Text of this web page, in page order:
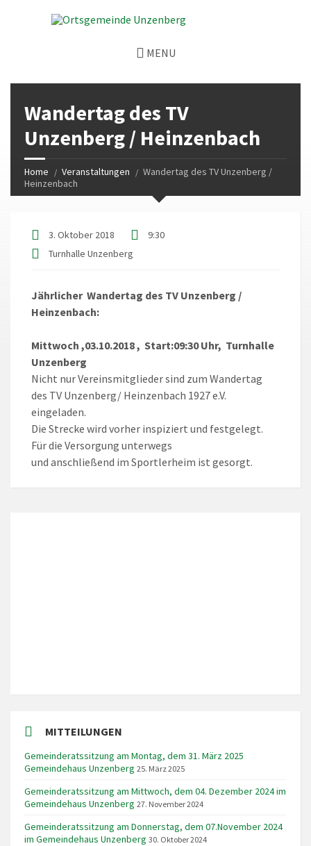
MENU
Wandertag des TV
Unzenberg / Heinzenbach
Home Veranstaltungen
Wandertag des TV Unzenberg /
Heinzenbach
3. Oktober 2018
9:30
Turnhalle Unzenberg
Jährlicher Wandertag des TV Unzenberg /
Heinzenbach:
Mittwoch ,03.10.2018 , Start:09:30 Uhr, Turnhalle
Unzenberg
Nicht nur Vereinsmitglieder sind zum Wandertag
des TV Unzenberg/ Heinzenbach 1927 e.V.
eingeladen.
Die Strecke wird vorher inspiziert und festgelegt.
Für die Versorgung unterwegs
und anschließend im Sportlerheim ist gesorgt.
MITTEILUNGEN
Gemeinderatssitzung am Montag, dem 31. März 2025
Gemeindehaus Unzenberg 25. März 2025
Gemeinderatssitzung am Mittwoch, dem 04. Dezember 2024 im
Gemeindehaus Unzenberg 27. November 2024
Gemeinderatssitzung am Donnerstag, dem 07.November 2024
im Gemeindehaus Unzenberg 30. Oktober 2024